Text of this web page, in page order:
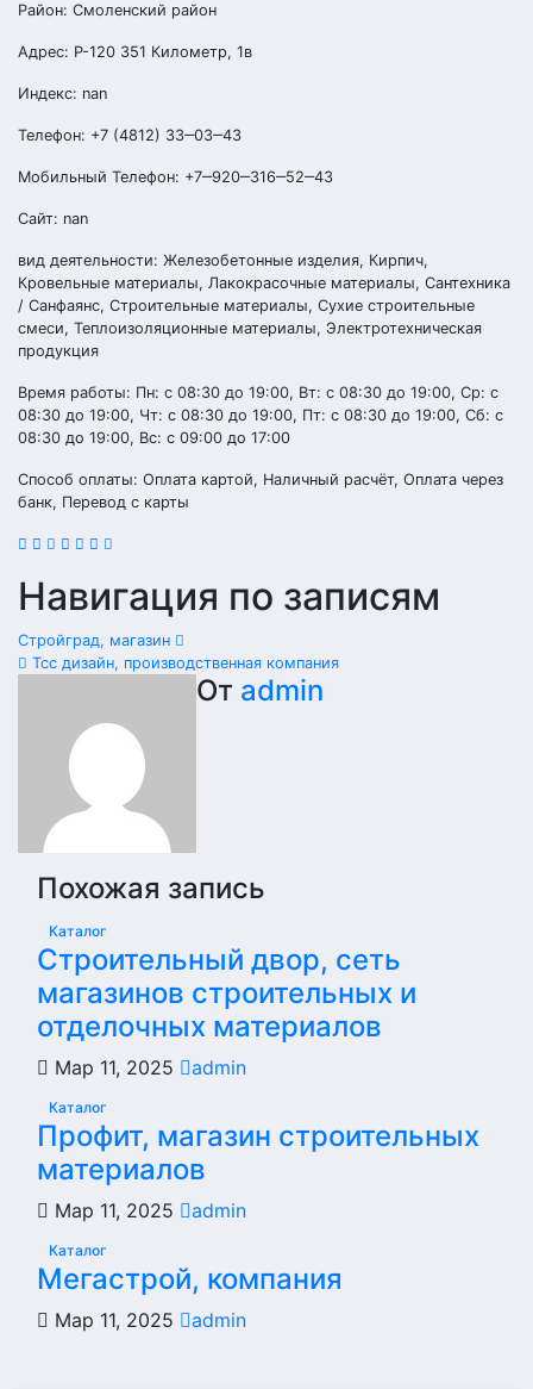
Район: Смоленский район
Адрес: Р-120 351 Километр, 1в
Индекс: nan
Телефон: +7 (4812) 33‒03‒43
Мобильный Телефон: +7‒920‒316‒52‒43
Сайт: nan
вид деятельности: Железобетонные изделия, Кирпич,
Кровельные материалы, Лакокрасочные материалы, Сантехника
/ Санфаянс, Строительные материалы, Сухие строительные
смеси, Теплоизоляционные материалы, Электротехническая
продукция
Время работы: Пн: с 08:30 до 19:00, Вт: с 08:30 до 19:00, Ср: с
08:30 до 19:00, Чт: с 08:30 до 19:00, Пт: с 08:30 до 19:00, Сб: с
08:30 до 19:00, Вс: с 09:00 до 17:00
Способ оплаты: Оплата картой, Наличный расчёт, Оплата через
банк, Перевод с карты
Навигация по записям
Стройград, магазин
Тсс дизайн, производственная компания
От admin
Похожая запись
Каталог
Строительный двор, сеть
магазинов строительных и
отделочных материалов
Мар 11, 2025 admin
Каталог
Профит, магазин строительных
материалов
Мар 11, 2025 admin
Каталог
Мегастрой, компания
Мар 11, 2025 admin